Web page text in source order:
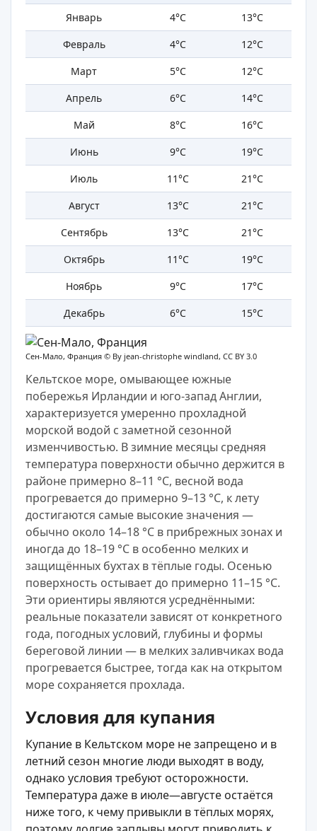
Январь
4°C
13°C
Февраль
4°C
12°C
Март
5°C
12°C
Апрель
6°C
14°C
Май
8°C
16°C
Июнь
9°C
19°C
Июль
11°C
21°C
Август
13°C
21°C
Сентябрь
13°C
21°C
Октябрь
11°C
19°C
Ноябрь
9°C
17°C
Декабрь
6°C 15°C
Сен-Мало, Франция © By jean-christophe windland, CC BY 3.0
Кельтское море, омывающее южные
побережья Ирландии и юго-запад Англии,
характеризуется умеренно прохладной
морской водой с заметной сезонной
изменчивостью. В зимние месяцы средняя
температура поверхности обычно держится в
районе примерно 8–11 °C, весной вода
прогревается до примерно 9–13 °C, к лету
достигаются самые высокие значения —
обычно около 14–18 °C в прибрежных зонах и
иногда до 18–19 °C в особенно мелких и
защищённых бухтах в тёплые годы. Осенью
поверхность остывает до примерно 11–15 °C.
Эти ориентиры являются усреднёнными:
реальные показатели зависят от конкретного
года, погодных условий, глубины и формы
береговой линии — в мелких заливчиках вода
прогревается быстрее, тогда как на открытом
море сохраняется прохлада.
Условия для купания
Купание в Кельтском море не запрещено и в
летний сезон многие люди выходят в воду,
однако условия требуют осторожности.
Температура даже в июле—августе остаётся
ниже того, к чему привыкли в тёплых морях,